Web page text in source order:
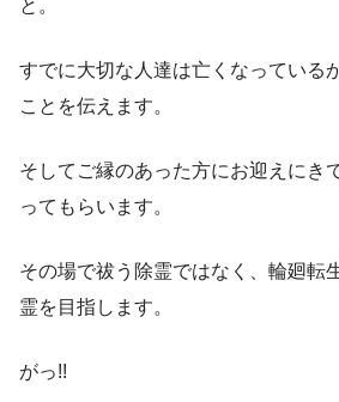
と。
すでに大切な人達は亡くなっている
ことを伝えます。
そしてご縁のあった方にお迎えにき
ってもらいます。
その場で祓う除霊ではなく、輪廻転
霊を目指します。
がっ!!